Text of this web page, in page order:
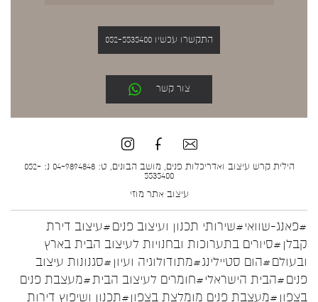
התקשרו עכשיו 052-5535400
צור קשר
הילית קרש עיצוב ואדריכלות פנים, מושב הבונים, ט: 04-9894848 נ: 052-
5535400
עיצוב אתר מוזי
#פאנג-שוואי#שירותי תכנון ועיצוב פנים#עיצוב דירת
קבלן #סיורים בתערוכות ובחנויות לעיצוב הבית בארץ
ובעולם#הום סטיילינג#מתודולוגיה ועיון #סגנונות עיצוב
פנים#הבית הישראלי#חומרים לעיצוב הבית#מעצבת פנים
בצפון #מעצבת פנים מומלצת בצפון#תכנון ושיפוץ דירות